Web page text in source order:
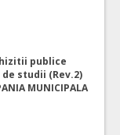
publice
studii (Rev.2)
MUNICIPALA